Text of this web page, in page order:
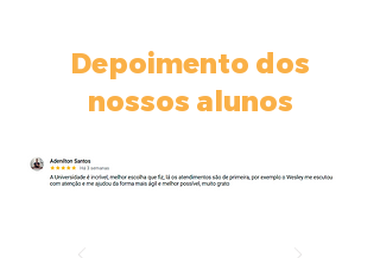
Depoimento dos
nossos alunos